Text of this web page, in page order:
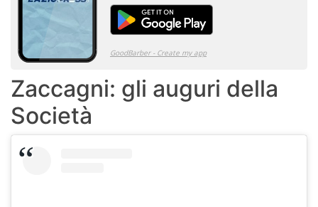
Zaccagni: gli auguri della
Società